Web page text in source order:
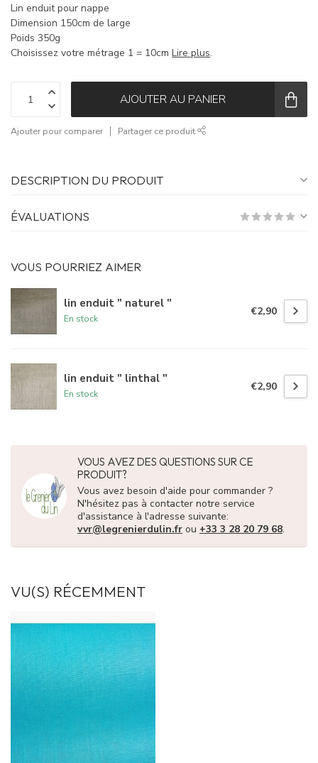
Lin enduit pour nappe
Dimension 150cm de large
Poids 350g
Choisissez votre métrage 1 = 10cm Lire plus.
AJOUTER AU PANIER
Ajouter pour comparer Partager ce produit
DESCRIPTION DU PRODUIT
ÉVALUATIONS
VOUS POURRIEZ AIMER
lin enduit " naturel "
En stock
€2,90
lin enduit " linthal "
En stock
€2,90
VOUS AVEZ DES QUESTIONS SUR CE
PRODUIT?
Vous avez besoin d'aide pour commander ?
N'hésitez pas à contacter notre service
d'assistance à l'adresse suivante:
vvr@legrenierdulin.fr ou +33 3 28 20 79 68.
VU(S) RÉCEMMENT